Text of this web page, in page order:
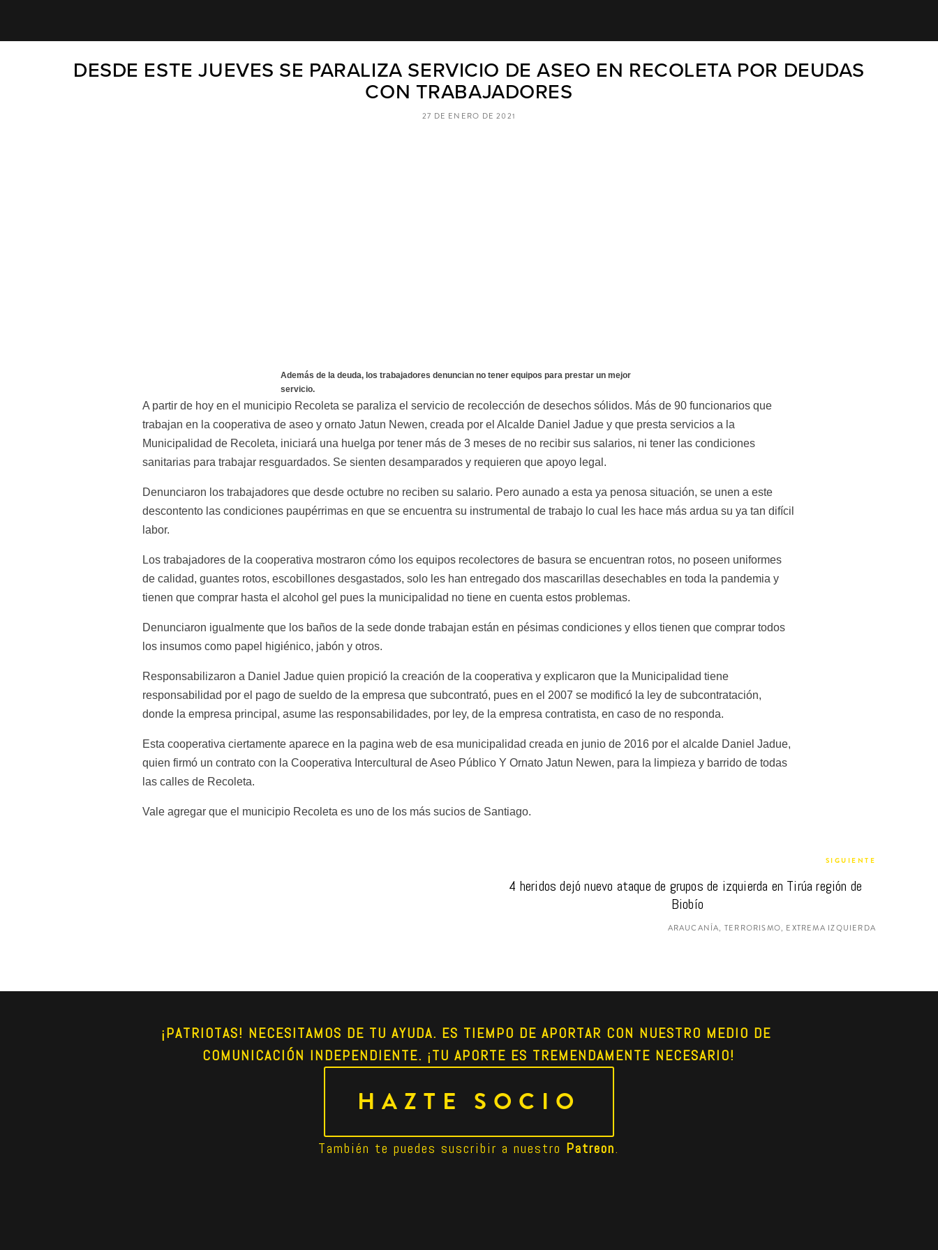
DESDE ESTE JUEVES SE PARALIZA SERVICIO DE ASEO EN RECOLETA POR DEUDAS
CON TRABAJADORES
Además de la deuda, los trabajadores denuncian no tener equipos para prestar un mejor
servicio.
A partir de hoy en el municipio Recoleta se paraliza el servicio de recolección de desechos sólidos. Más de 90 funcionarios que
trabajan en la cooperativa de aseo y ornato Jatun Newen, creada por el Alcalde Daniel Jadue y que presta servicios a la
Municipalidad de Recoleta, iniciará una huelga por tener más de 3 meses de no recibir sus salarios, ni tener las condiciones
sanitarias para trabajar resguardados. Se sienten desamparados y requieren que apoyo legal.
Denunciaron los trabajadores que desde octubre no reciben su salario. Pero aunado a esta ya penosa situación, se unen a este
descontento las condiciones paupérrimas en que se encuentra su instrumental de trabajo lo cual les hace más ardua su ya tan difícil
labor.
Los trabajadores de la cooperativa mostraron cómo los equipos recolectores de basura se encuentran rotos, no poseen uniformes
de calidad, guantes rotos, escobillones desgastados, solo les han entregado dos mascarillas desechables en toda la pandemia y
tienen que comprar hasta el alcohol gel pues la municipalidad no tiene en cuenta estos problemas.
Denunciaron igualmente que los baños de la sede donde trabajan están en pésimas condiciones y ellos tienen que comprar todos
los insumos como papel higiénico, jabón y otros.
Responsabilizaron a Daniel Jadue quien propició la creación de la cooperativa y explicaron que la Municipalidad tiene
responsabilidad por el pago de sueldo de la empresa que subcontrató, pues en el 2007 se modificó la ley de subcontratación,
donde la empresa principal, asume las responsabilidades, por ley, de la empresa contratista, en caso de no responda.
Esta cooperativa ciertamente aparece en la pagina web de esa municipalidad creada en junio de 2016 por el alcalde Daniel Jadue,
quien firmó un contrato con la Cooperativa Intercultural de Aseo Público Y Ornato Jatun Newen, para la limpieza y barrido de todas
las calles de Recoleta.
Vale agregar que el municipio Recoleta es uno de los más sucios de Santiago.
27 DE ENERO DE 2021
SIGUIENTE
4 heridos dejó nuevo ataque de grupos de izquierda en Tirúa región de
Biobío
ARAUCANÍA, TERRORISMO, EXTREMA IZQUIERDA
¡PATRIOTAS! NECESITAMOS DE TU AYUDA. ES TIEMPO DE APORTAR CON NUESTRO MEDIO DE
COMUNICACIÓN INDEPENDIENTE. ¡TU APORTE ES TREMENDAMENTE NECESARIO!
HAZTE SOCIO
También te puedes suscribir a nuestro Patreon.